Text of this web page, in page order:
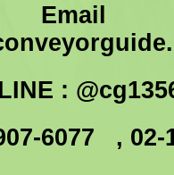
Email
:
6077 , 02-